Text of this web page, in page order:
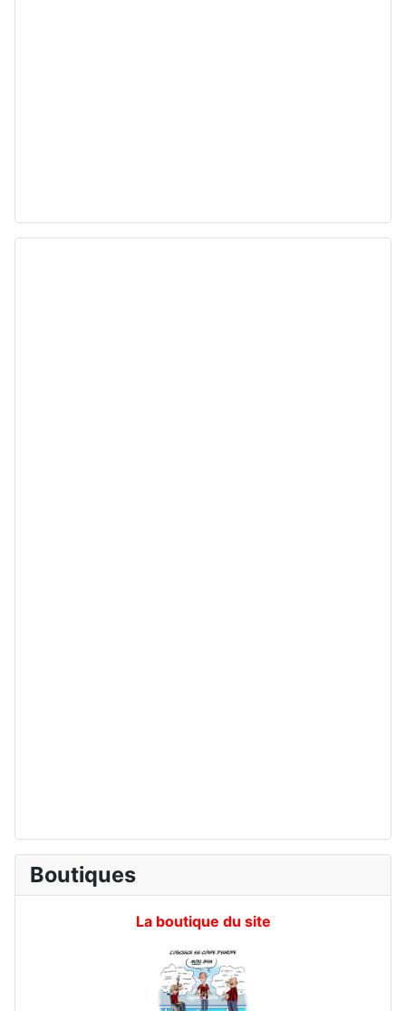
Boutiques
La boutique du site